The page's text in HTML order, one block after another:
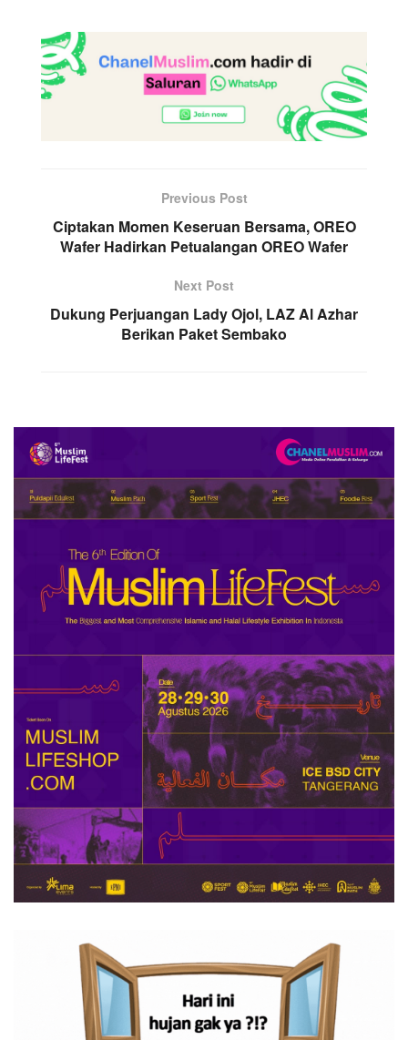
Previous Post
Ciptakan Momen Keseruan Bersama, OREO
Wafer Hadirkan Petualangan OREO Wafer
Next Post
Dukung Perjuangan Lady Ojol, LAZ Al Azhar
Berikan Paket Sembako